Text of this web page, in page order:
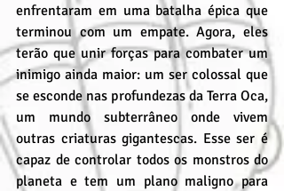
enfrentaram em uma batalha épica que
terminou com um empate. Agora, eles
terão que unir forças para combater um
inimigo ainda maior: um ser colossal que
se esconde nas profundezas da Terra Oca,
um mundo subterrâneo onde vivem
outras criaturas gigantescas. Esse ser é
capaz de controlar todos os monstros do
planeta e tem um plano maligno para